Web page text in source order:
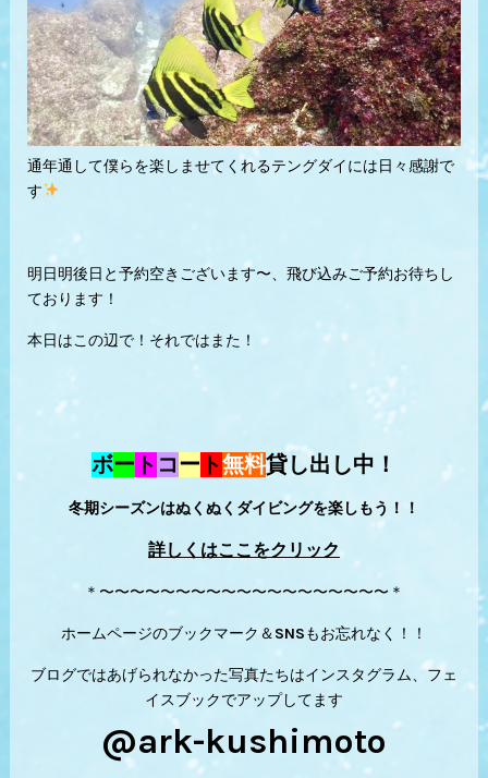
通年通して僕らを楽しませてくれるテングダイには日々感謝で
す
明日明後日と予約空きございます〜、飛び込みご予約お待ちし
ております！
本日はこの辺で！それではまた！
ボー ト コー ト無料貸し出し中！
冬期シーズンはぬくぬくダイビングを楽しもう！！
詳しくはここをクリック
＊〜〜〜〜〜〜〜〜〜〜〜〜〜〜〜〜〜〜〜＊
ホームページのブックマーク＆SNSもお忘れなく！！
ブログではあげられなかった写真たちはインスタグラム、フェ
イスブックでアップしてます
@ark-kushimoto